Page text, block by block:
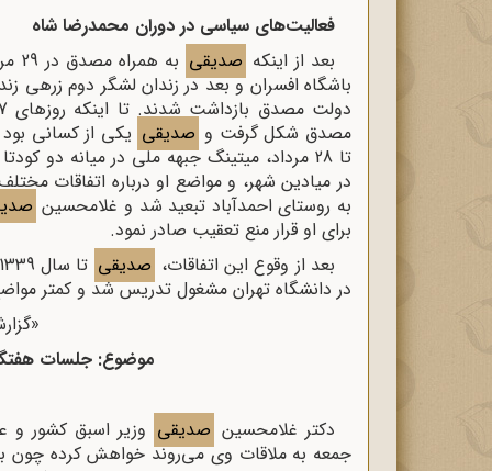
فعالیت‌های سیاسی در دوران محمدرضا شاه
بعد از اینکه صدیقی
باشگاه افسران و بعد در زندان لشگر دوم زرهی
مصدق شکل گرفت و صدیقی
تا 28 مرداد، میتینگ جبهه ملی در میانه دو
در میادین شهر، و مواضع او درباره اتفاقات
به روستای احمدآباد تبعید شد و غلامحسین
برای او قرار منع تعقیب صادر نمود.
بعد از وقوع این اتفاقات، صدیقی
در دانشگاه ‌تهران‌ مشغول‌ تدریس‌ شد و کمتر
موضوع: جلسات
دکتر غلامحسین صدیقی وزیر اسبق کشور و
جمعه به ملاقات وی می‌روند خواهش کرده چون